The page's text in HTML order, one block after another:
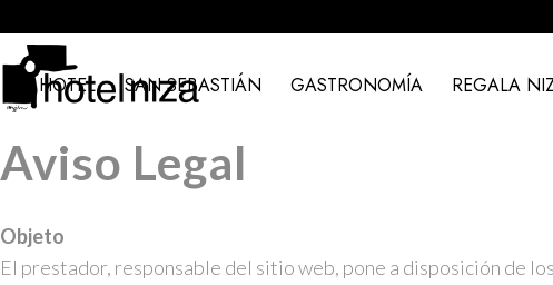
EL HOTEL SAN SEBASTIÁN GASTRONOMÍA REGALA
Aviso Legal
Objeto
El prestador, responsable del sitio web, pone a disposición de